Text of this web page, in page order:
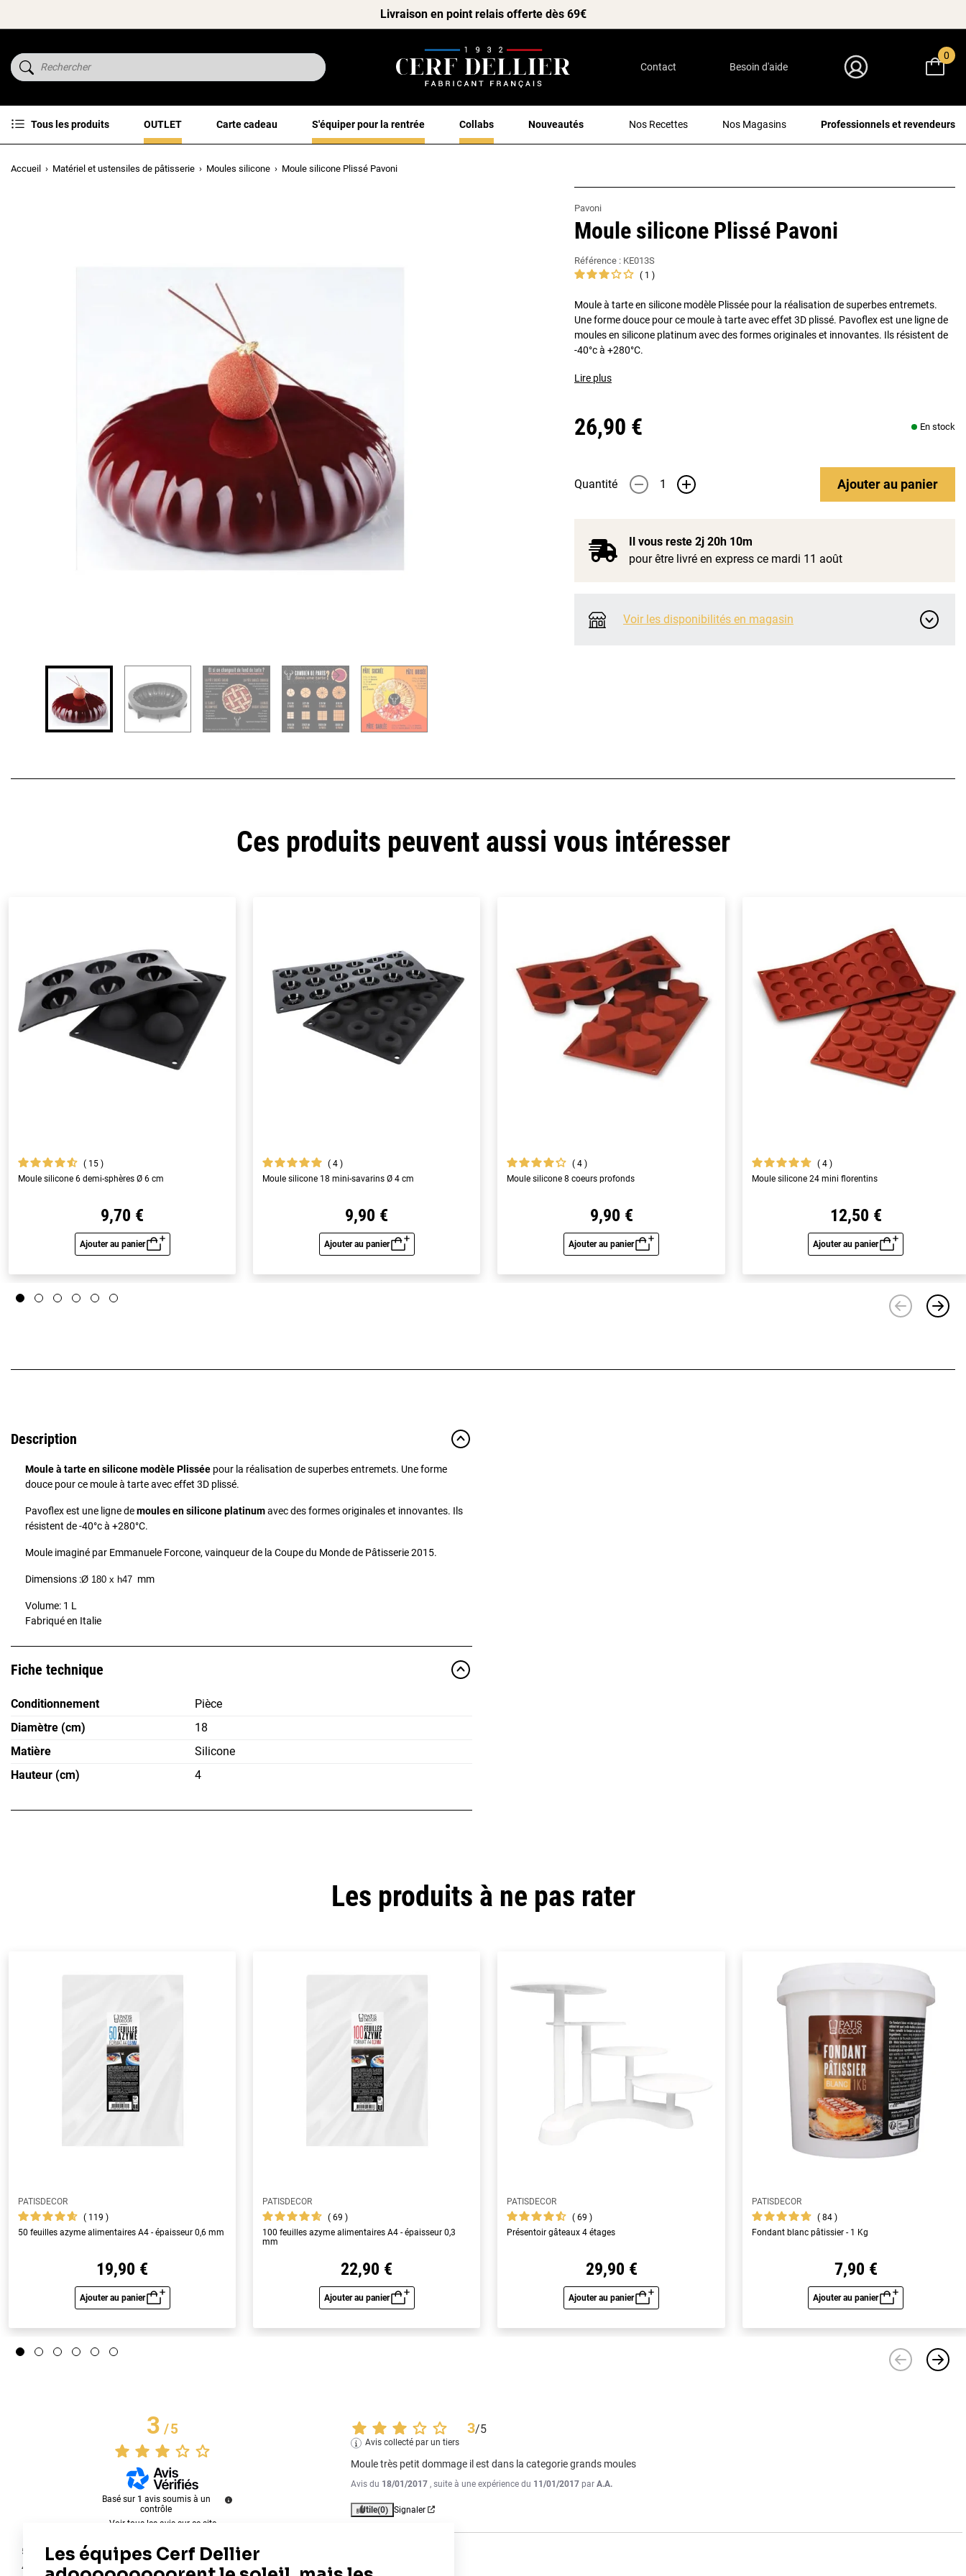
Livraison en point relais offerte dès 69€
Contact Besoin d'aide
0
Tous les produits OUTLET Carte cadeau S'équiper pour la rentrée Collabs Nouveautés Nos Recettes Nos Magasins Professionnels et revendeurs
Accueil Matériel et ustensiles de pâtisserie Moules silicone Moule silicone Plissé Pavoni
Pavoni
Moule silicone Plissé Pavoni
Référence : KE013S
1
Moule à tarte en silicone modèle Plissée pour la réalisation de superbes entremets.
Une forme douce pour ce moule à tarte avec effet 3D plissé. Pavoflex est une ligne de
moules en silicone platinum avec des formes originales et innovantes. Ils résistent de
-40°c à +280°C.
Lire plus
26,90 € En stock
Quantité - + Ajouterau panier
Il vous reste 2j 20h 10m
pour être livré en express ce mardi 11 août
Voir les disponibilités en magasin
Ces produits peuvent aussi vous intéresser
15
Moule silicone 6 demi-sphères Ø 6 cm
9,70 €
Ajouter au panier
Aperçu rapide
4
Moule silicone 18 mini-savarins Ø 4 cm
9,90 €
Ajouter au panier
Aperçu rapide
4
Moule silicone 8 coeurs profonds
9,90 €
Ajouter au panier
Aperçu rapide
4
Moule silicone 24 mini florentins
12,50 €
Ajouter au panier
Aperçu rapide
Description
Moule à tarte en silicone modèle Plissée pour la réalisation de superbes entremets. Une forme
douce pour ce moule à tarte avec effet 3D plissé.
Pavoflex est une ligne demoules en silicone platinumavec des formes originales et innovantes. Ils
résistent de -40°c à +280°C.
Moule imaginé par Emmanuele Forcone, vainqueur de la Coupe du Monde de Pâtisserie 2015.
Dimensions :Ø 180 x h47 mm
Volume: 1 L
Fabriqué en Italie
Fiche technique
Conditionnement
Pièce
Diamètre (cm)
18
Matière
Silicone
Hauteur (cm)
4
Les produits à ne pas rater
PATISDECOR
119
50 feuilles azyme alimentaires A4 - épaisseur 0,6 mm
19,90 €
Ajouter au panier
Aperçu rapide
PATISDECOR
69
100 feuilles azyme alimentaires A4 - épaisseur 0,3
mm
22,90 €
Ajouter au panier
Aperçu rapide
PATISDECOR
69
Présentoir gâteaux 4 étages
29,90 €
Ajouter au panier
Aperçu rapide
PATISDECOR
84
Fondant blanc pâtissier - 1 Kg
7,90 €
Ajouter au panier
Aperçu rapide
3/5
Basé sur 1 avis soumis à un
contrôle
Voir tous les avis sur ce site
5
4
3/5
Avis collecté par un tiers
Moule très petit dommage il est dans la categorie grands moules
Avis du 18/01/2017 , suite à une expérience du 11/01/2017 par A.A.
Utile(0) Signaler